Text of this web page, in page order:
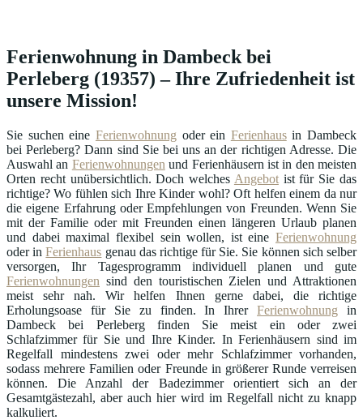
Ferienwohnung in Dambeck bei
Perleberg (19357) – Ihre Zufriedenheit ist
unsere Mission!
Sie suchen eine Ferienwohnung oder ein Ferienhausin Dambeck
bei Perleberg? Dann sind Sie bei uns an der richtigen Adresse. Die
Auswahl an Ferienwohnungen und Ferienhäusern ist in den meisten
Orten recht unübersichtlich. Doch welches Angebotist für Sie das
richtige? Wo fühlen sich Ihre Kinder wohl? Oft helfen einem da nur
die eigene Erfahrung oder Empfehlungen von Freunden. Wenn Sie
mit der Familie oder mit Freunden einen längeren Urlaub planen
und dabei maximal flexibel sein wollen, ist eine Ferienwohnung
oder inFerienhaus genau das richtige für Sie. Sie können sich selber
versorgen, Ihr Tagesprogramm individuell planen und gute
Ferienwohnungen sind den touristischen Zielen und Attraktionen
meist sehr nah. Wir helfen Ihnen gerne dabei, die richtige
Erholungsoase für Sie zu finden. In IhrerFerienwohnung in
Dambeck bei Perleberg finden Sie meist ein oder zwei
Schlafzimmer für Sie und Ihre Kinder. In Ferienhäusern sind im
Regelfall mindestens zwei oder mehr Schlafzimmer vorhanden,
sodass mehrere Familien oder Freunde in größerer Runde verreisen
können. Die Anzahl der Badezimmer orientiert sich an der
Gesamtgästezahl, aber auch hier wird im Regelfall nicht zu knapp
kalkuliert.